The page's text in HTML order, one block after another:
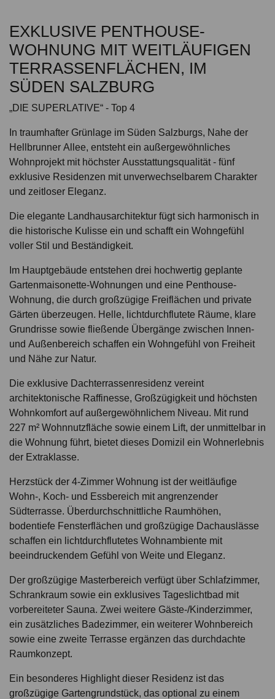
EXKLUSIVE PENTHOUSE-
WOHNUNG MIT WEITLÄUFIGEN
TERRASSENFLÄCHEN, IM
SÜDEN SALZBURG
„DIE SUPERLATIVE“ - Top 4
In traumhafter Grünlage im Süden Salzburgs, Nahe der
Hellbrunner Allee, entsteht ein außergewöhnliches
Wohnprojekt mit höchster Ausstattungsqualität - fünf
exklusive Residenzen mit unverwechselbarem Charakter
und zeitloser Eleganz.
Die elegante Landhausarchitektur fügt sich harmonisch in
die historische Kulisse ein und schafft ein Wohngefühl
voller Stil und Beständigkeit.
Im Hauptgebäude entstehen drei hochwertig geplante
Gartenmaisonette-Wohnungen und eine Penthouse-
Wohnung, die durch großzügige Freiflächen und private
Gärten überzeugen. Helle, lichtdurchflutete Räume, klare
Grundrisse sowie fließende Übergänge zwischen Innen-
und Außenbereich schaffen ein Wohngefühl von Freiheit
und Nähe zur Natur.
Die exklusive Dachterrassenresidenz vereint
architektonische Raffinesse, Großzügigkeit und höchsten
Wohnkomfort auf außergewöhnlichem Niveau. Mit rund
227 m² Wohnnutzfläche sowie einem Lift, der unmittelbar in
die Wohnung führt, bietet dieses Domizil ein Wohnerlebnis
der Extraklasse.
Herzstück der 4-Zimmer Wohnung ist der weitläufige
Wohn-, Koch- und Essbereich mit angrenzender
Südterrasse. Überdurchschnittliche Raumhöhen,
bodentiefe Fensterflächen und großzügige Dachauslässe
schaffen ein lichtdurchflutetes Wohnambiente mit
beeindruckendem Gefühl von Weite und Eleganz.
Der großzügige Masterbereich verfügt über Schlafzimmer,
Schrankraum sowie ein exklusives Tageslichtbad mit
vorbereiteter Sauna. Zwei weitere Gäste-/Kinderzimmer,
ein zusätzliches Badezimmer, ein weiterer Wohnbereich
sowie eine zweite Terrasse ergänzen das durchdachte
Raumkonzept.
Ein besonderes Highlight dieser Residenz ist das
großzügige Gartengrundstück, das optional zu einem